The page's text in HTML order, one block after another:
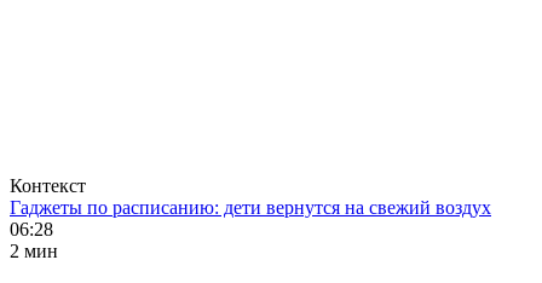
Контекст
Гаджеты по расписанию: дети вернутся на свежий воздух
06:28
2 мин